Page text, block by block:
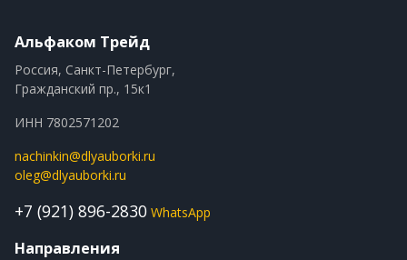
Альфаком Трейд
Россия, Санкт-Петербург,
Гражданский пр., 15к1
ИНН 7802571202
nachinkin@dlyauborki.ru
oleg@dlyauborki.ru
+7 (921) 896-2830 WhatsApp
Направления